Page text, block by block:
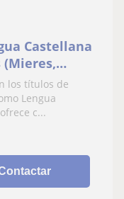
Castellana
los títulos de
Lengua
c...